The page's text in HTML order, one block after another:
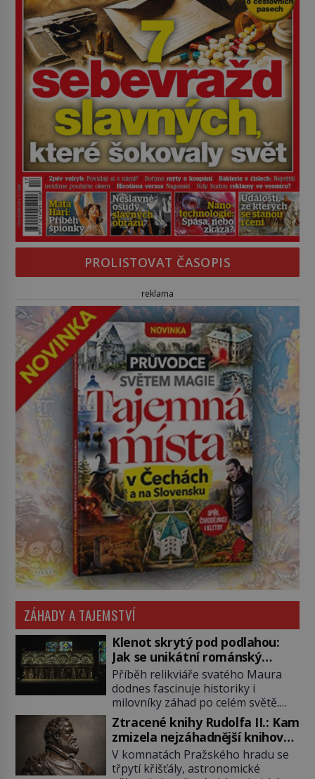
PROLISTOVAT ČASOPIS
reklama
ZÁHADY A TAJEMSTVÍ
Klenot skrytý pod podlahou:
Jak se unikátní románský
poklad dostal do zapadlého
Bečova?
Příběh relikviáře svatého Maura
dodnes fascinuje historiky i
milovníky záhad po celém světě.
Tato románská zlatnická památka
ze 13. století je po českých
korunovačních klenotech druhým
nejcennějším movitým majetkem v
České republice. Přestože byl
Ztracené knihy Rudolfa II.: Kam
zmizela nejzáhadnější knihovna
Evropy?
V komnatách Pražského hradu se
třpytí křišťály, astronomické